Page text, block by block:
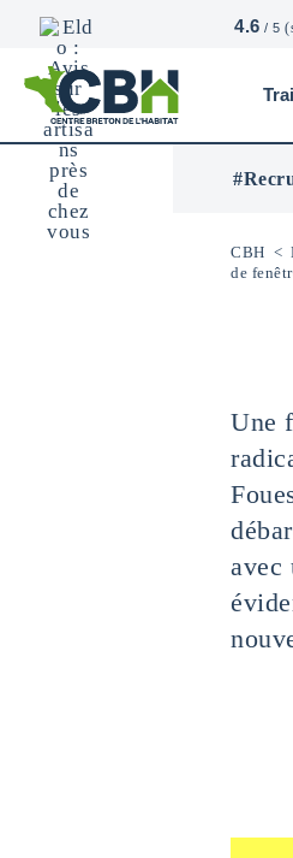
4.6 / 5
CBH
Centre
Breton
L’Habitat
CBH <
de
Une
avec